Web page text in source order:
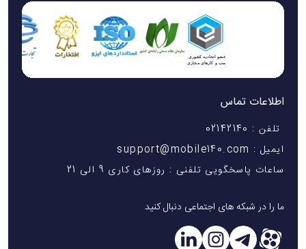
اطلاعات تماس
تلفن : 02142140
ایمیل : support@mobile140.com
ساعات پاسخگویی تلفنی : روزهای کاری 9 الی 21
ما را در شبکه های اجتماعی دنبال کنید